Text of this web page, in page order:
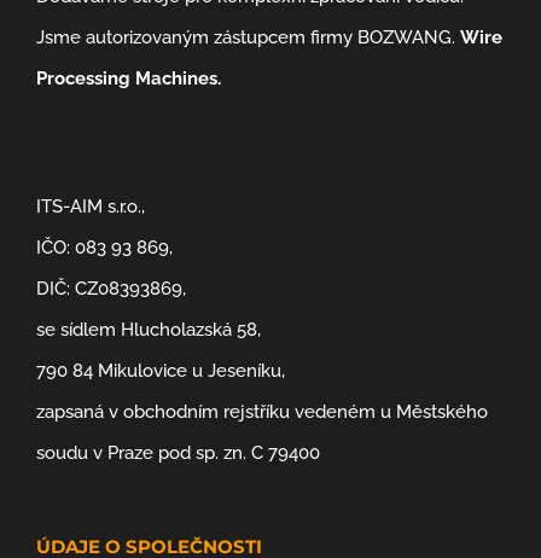
Jsme autorizovaným zástupcem firmy BOZWANG. Wire
Processing Machines.
ITS-AIM s.r.o.,
IČO: 083 93 869,
DIČ: CZ08393869,
se sídlem Hlucholazská 58,
790 84 Mikulovice u Jeseníku,
zapsaná v obchodním rejstříku vedeném u Městského
soudu v Praze pod sp. zn. C 79400
ÚDAJE O SPOLEČNOSTI